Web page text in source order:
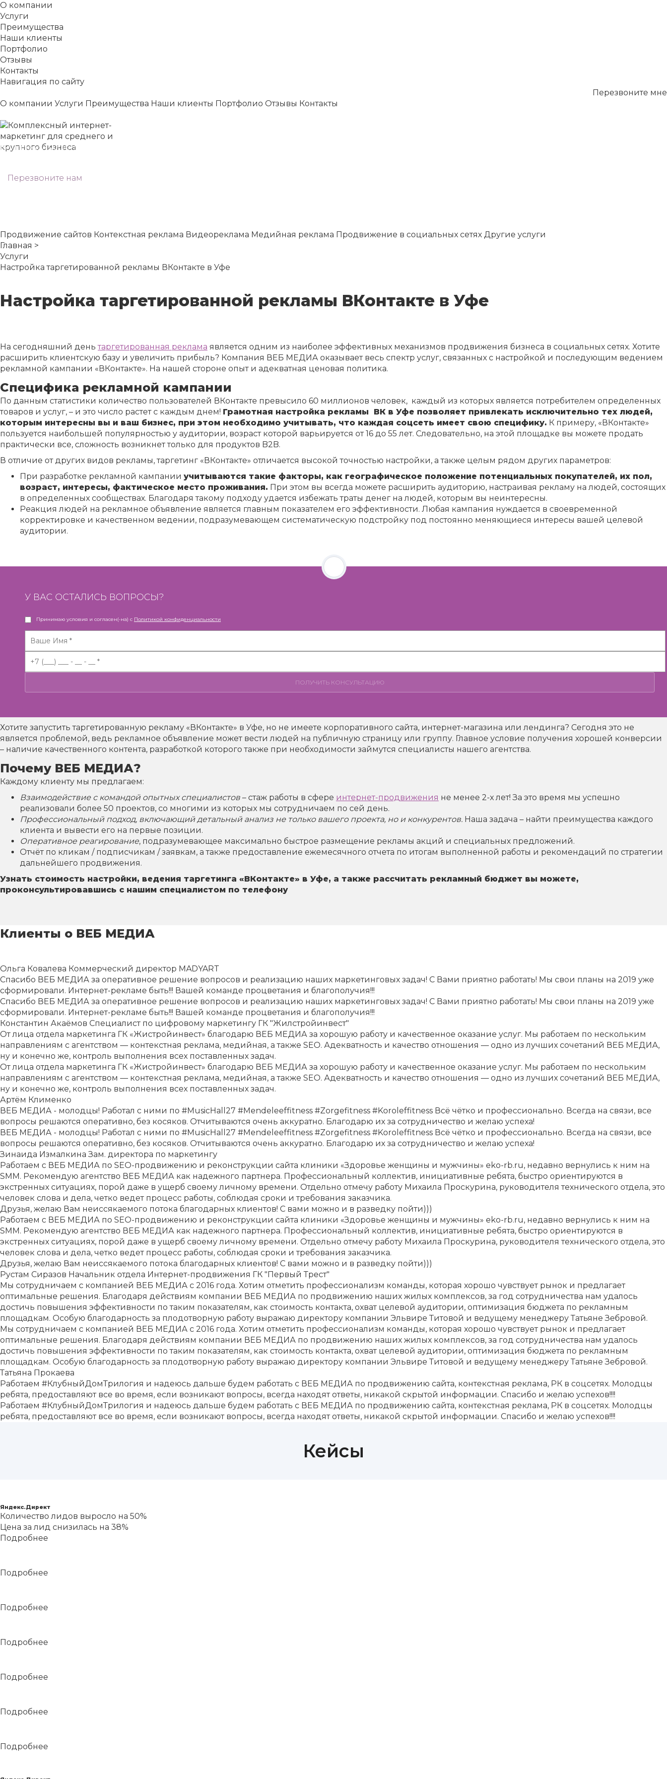
О компании
Услуги
Преимущества
Наши клиенты
Портфолио
Отзывы
Контакты
Навигация по сайту
Перезвоните мне
О компании Услуги Преимущества Наши клиенты Портфолио Отзывы Контакты
Комплексный интернет-маркетинг
Перезвоните нам
Продвижение сайтов Контекстная реклама Видеореклама Медийная реклама Продвижение в социальных сетях Другие услуги
Главная >
Услуги
Настройка таргетированной рекламы ВКонтакте в Уфе
Настройка таргетированной рекламы ВКонтакте в Уфе
На сегодняшний деньтаргетированная реклама является одним из наиболее эффективных механизмов продвижения бизнеса в социальных сетях. Хотите
расширить клиентскую базу и увеличить прибыль? Компания ВЕБ МЕДИА оказывает весь спектр услуг, связанных с настройкой и последующим ведением
рекламной кампании «ВКонтакте». На нашей стороне опыт и адекватная ценовая политика.
Специфика рекламной кампании
По данным статистики количество пользователей ВКонтакте превысило 60 миллионов человек, каждый из которых является потребителем определенных
товаров и услуг, – и это число растет с каждым днем! Грамотная настройка рекламы ВК в Уфе позволяет привлекать исключительно тех людей,
которым интересны вы и ваш бизнес, при этом необходимо учитывать, что каждая соцсеть имеет свою специфику. К примеру, «ВКонтакте»
пользуется наибольшей популярностью у аудитории, возраст которой варьируется от 16 до 55 лет. Следовательно, на этой площадке вы можете продать
практически все, сложность возникнет только для продуктов B2B.
В отличие от других видов рекламы, таргетинг «ВКонтакте» отличается высокой точностью настройки, а также целым рядом других параметров:
При разработке рекламной кампании учитываются такие факторы, как географическое положение потенциальных покупателей, их пол,
возраст, интересы, фактическое место проживания. При этом вы всегда можете расширить аудиторию, настраивая рекламу на людей, состоящих
в определенных сообществах. Благодаря такому подходу удается избежать траты денег на людей, которым вы неинтересны.
Реакция людей на рекламное объявление является главным показателем его эффективности. Любая кампания нуждается в своевременной
корректировке и качественном ведении, подразумевающем систематическую подстройку под постоянно меняющиеся интересы вашей целевой
аудитории.
У ВАС ОСТАЛИСЬ ВОПРОСЫ?
Принимаю условия и согласен(-на) с Политикой конфиденциальности
Хотите запустить таргетированную рекламу «ВКонтакте» в Уфе, но не имеете корпоративного сайта, интернет-магазина или лендинга? Сегодня это не
является проблемой, ведь рекламное объявление может вести людей на публичную страницу или группу. Главное условие получения хорошей конверсии
– наличие качественного контента, разработкой которого также при необходимости займутся специалисты нашего агентства.
Почему ВЕБ МЕДИА?
Каждому клиенту мы предлагаем:
Взаимодействие с командой опытных специалистов – стаж работы в сфере интернет-продвижения не менее 2-х лет! За это время мы успешно
реализовали более 50 проектов, со многими из которых мы сотрудничаем по сей день.
Профессиональный подход, включающий детальный анализ не только вашего проекта, но и конкурентов. Наша задача – найти преимущества каждого
клиента и вывести его на первые позиции.
Оперативное реагирование, подразумевающее максимально быстрое размещение рекламы акций и специальных предложений.
Отчёт по кликам / подписчикам / заявкам, а также предоставление ежемесячного отчета по итогам выполненной работы и рекомендаций по стратегии
дальнейшего продвижения.
Узнать стоимость настройки, ведения таргетинга «ВКонтакте» в Уфе, а также рассчитать рекламный бюджет вы можете,
проконсультировавшись с нашим специалистом по телефону
Клиенты о ВЕБ МЕДИА
Ольга Ковалева Коммерческий директор MADYART
Спасибо ВЕБ МЕДИА за оперативное решение вопросов и реализацию наших маркетинговых задач! С Вами приятно работать! Мы свои планы на 2019 уже
сформировали. Интернет-рекламе быть!!! Вашей команде процветания и благополучия!!!
Спасибо ВЕБ МЕДИА за оперативное решение вопросов и реализацию наших маркетинговых задач! С Вами приятно работать! Мы свои планы на 2019 уже
сформировали. Интернет-рекламе быть!!! Вашей команде процветания и благополучия!!!
Константин Акаёмов Специалист по цифровому маркетингу ГК "Жилстройинвест"
От лица отдела маркетинга ГК «Жистройинвест» благодарю ВЕБ МЕДИА за хорошую работу и качественное оказание услуг. Мы работаем по нескольким
направлениям с агентством — контекстная реклама, медийная, а также SEO. Адекватность и качество отношения — одно из лучших сочетаний ВЕБ МЕДИА,
ну и конечно же, контроль выполнения всех поставленных задач.
От лица отдела маркетинга ГК «Жистройинвест» благодарю ВЕБ МЕДИА за хорошую работу и качественное оказание услуг. Мы работаем по нескольким
направлениям с агентством — контекстная реклама, медийная, а также SEO. Адекватность и качество отношения — одно из лучших сочетаний ВЕБ МЕДИА,
ну и конечно же, контроль выполнения всех поставленных задач.
Артём Клименко
ВЕБ МЕДИА - молодцы! Работал с ними по #MusicHall27 #Mendeleeffitness #Zorgefitness #Koroleffitness Всё чётко и профессионально. Всегда на связи, все
вопросы решаются оперативно, без косяков. Отчитываются очень аккуратно. Благодарю их за сотрудничество и желаю успеха!
ВЕБ МЕДИА - молодцы! Работал с ними по #MusicHall27 #Mendeleeffitness #Zorgefitness #Koroleffitness Всё чётко и профессионально. Всегда на связи, все
вопросы решаются оперативно, без косяков. Отчитываются очень аккуратно. Благодарю их за сотрудничество и желаю успеха!
Зинаида ИзмалкинаЗам. директора по маркетингу
Работаем с ВЕБ МЕДИА по SEO-продвижению и реконструкции сайта клиники «Здоровье женщины и мужчины» eko-rb.ru, недавно вернулись к ним на
SMM. Рекомендую агентство ВЕБ МЕДИА как надежного партнера. Профессиональный коллектив, инициативные ребята, быстро ориентируются в
экстренных ситуациях, порой даже в ущерб своему личному времени. Отдельно отмечу работу Михаила Проскурина, руководителя технического отдела, это
человек слова и дела, четко ведет процесс работы, соблюдая сроки и требования заказчика.
Друзья, желаю Вам неиссякаемого потока благодарных клиентов! С вами можно и в разведку пойти)))
Работаем с ВЕБ МЕДИА по SEO-продвижению и реконструкции сайта клиники «Здоровье женщины и мужчины» eko-rb.ru, недавно вернулись к ним на
SMM. Рекомендую агентство ВЕБ МЕДИА как надежного партнера. Профессиональный коллектив, инициативные ребята, быстро ориентируются в
экстренных ситуациях, порой даже в ущерб своему личному времени. Отдельно отмечу работу Михаила Проскурина, руководителя технического отдела, это
человек слова и дела, четко ведет процесс работы, соблюдая сроки и требования заказчика.
Друзья, желаю Вам неиссякаемого потока благодарных клиентов! С вами можно и в разведку пойти)))
Рустам Сиразов Начальник отдела Интернет-продвижения ГК "Первый Трест"
Мы сотрудничаем с компанией ВЕБ МЕДИА с 2016 года. Хотим отметить профессионализм команды, которая хорошо чувствует рынок и предлагает
оптимальные решения. Благодаря действиям компании ВЕБ МЕДИА по продвижению наших жилых комплексов, за год сотрудничества нам удалось
достичь повышения эффективности по таким показателям, как стоимость контакта, охват целевой аудитории, оптимизация бюджета по рекламным
площадкам. Особую благодарность за плодотворную работу выражаю директору компании Эльвире Титовой и ведущему менеджеру Татьяне Зебровой.
Мы сотрудничаем с компанией ВЕБ МЕДИА с 2016 года. Хотим отметить профессионализм команды, которая хорошо чувствует рынок и предлагает
оптимальные решения. Благодаря действиям компании ВЕБ МЕДИА по продвижению наших жилых комплексов, за год сотрудничества нам удалось
достичь повышения эффективности по таким показателям, как стоимость контакта, охват целевой аудитории, оптимизация бюджета по рекламным
площадкам. Особую благодарность за плодотворную работу выражаю директору компании Эльвире Титовой и ведущему менеджеру Татьяне Зебровой.
Татьяна Прокаева
Работаем #КлубныйДомТрилогия и надеюсь дальше будем работать с ВЕБ МЕДИА по продвижению сайта, контекстная реклама, РК в соцсетях. Молодцы
ребята, предоставляют все во время, если возникают вопросы, всегда находят ответы, никакой скрытой информации. Спасибо и желаю успехов!!!!
Работаем #КлубныйДомТрилогия и надеюсь дальше будем работать с ВЕБ МЕДИА по продвижению сайта, контекстная реклама, РК в соцсетях. Молодцы
ребята, предоставляют все во время, если возникают вопросы, всегда находят ответы, никакой скрытой информации. Спасибо и желаю успехов!!!!
Кейсы
Яндекс.Директ
Количество лидов выросло на 50%
Цена за лид снизилась на 38%
Подробнее
Подробнее
Подробнее
Подробнее
Подробнее
Подробнее
Подробнее
Выберите картинку где изображен "Кот"
Вы выбрали не верную картинку